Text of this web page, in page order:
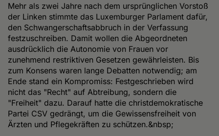
Mehr als zwei Jahre nach dem ursprünglichen Vorstoß
der Linken stimmte das Luxemburger Parlament dafür,
den Schwangerschaftsabbruch in der Verfassung
festzuschreiben. Damit wollen die Abgeordneten
ausdrücklich die Autonomie von Frauen vor
zunehmend restriktiven Gesetzen gewährleisten. Bis
zum Konsens waren lange Debatten notwendig; am
Ende stand ein Kompromiss: Festgeschrieben wird
nicht das "Recht" auf Abtreibung, sondern die
"Freiheit" dazu. Darauf hatte die christdemokratische
Partei CSV gedrängt, um die Gewissensfreiheit von
Ärzten und Pflegekräften zu schützen.&nbsp;